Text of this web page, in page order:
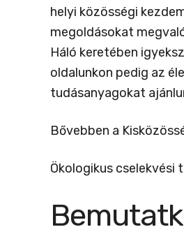
helyi közösségi
megoldásokat
Háló keretében
oldalunkon pedig az
tudásanyagokat
Bővebben a
Ökologikus